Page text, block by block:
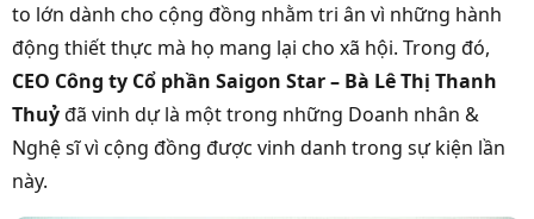
to lớn dành cho cộng đồng nhằm tri ân vì những hành
động thiết thực mà họ mang lại cho xã hội. Trong đó,
CEO Công ty Cổ phần Saigon Star – Bà Lê Thị Thanh
Thuỷđã vinh dự là một trong những Doanh nhân &
Nghệ sĩ vì cộng đồng được vinh danh trong sự kiện lần
này.